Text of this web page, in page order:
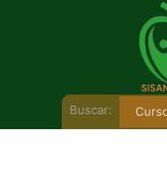
Buscar: